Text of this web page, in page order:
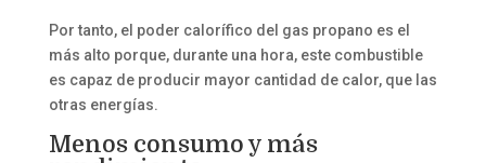
Por tanto, el poder calorífico del gas propano es el
más alto porque, durante una hora, este combustible
es capaz de producir mayor cantidad de calor, que las
otras energías.
Menos consumo y más